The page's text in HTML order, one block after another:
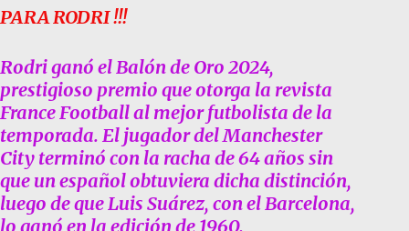
PARA RODRI !!!
Rodri ganó el Balón de Oro 2024,
prestigioso premio que otorga la revista
France Football al mejor futbolista de la
temporada. El jugador del Manchester
City terminó con la racha de 64 años sin
que un español obtuviera dicha distinción,
luego de que Luis Suárez, con el Barcelona,
lo ganó en la edición de 1960.